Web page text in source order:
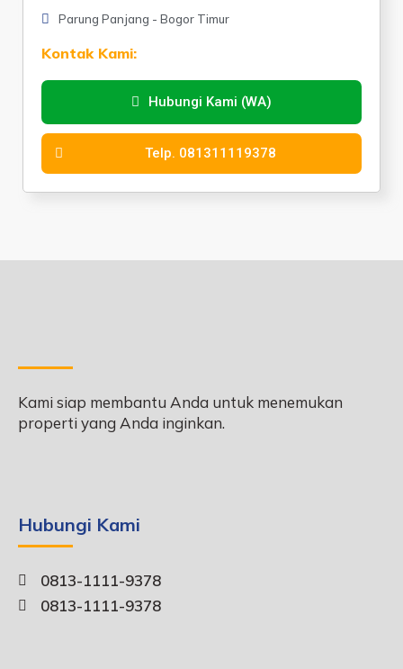
Parung Panjang - Bogor Timur
Kontak Kami:
Hubungi Kami (WA)
Telp. 081311119378
Kami siap membantu Anda untuk menemukan
properti yang Anda inginkan.
Hubungi Kami
0813-1111-9378
0813-1111-9378